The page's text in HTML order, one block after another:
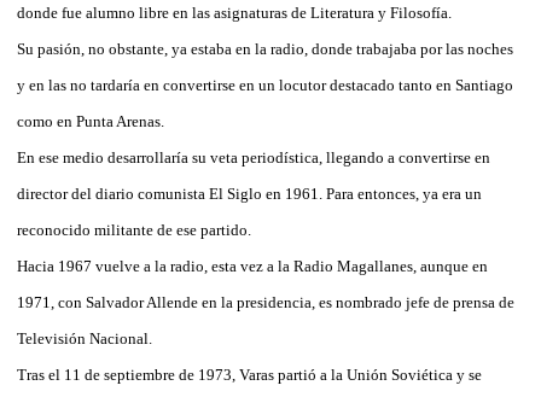
donde fue alumno libre en las asignaturas de Literatura y Filosofía.
Su pasión, no obstante, ya estaba en la radio, donde trabajaba por las noches
y en las no tardaría en convertirse en un locutor destacado tanto en Santiago
como en Punta Arenas.
En ese medio desarrollaría su veta periodística, llegando a convertirse en
director del diario comunista El Siglo en 1961. Para entonces, ya era un
reconocido militante de ese partido.
Hacia 1967 vuelve a la radio, esta vez a la Radio Magallanes, aunque en
1971, con Salvador Allende en la presidencia, es nombrado jefe de prensa de
Televisión Nacional.
Tras el 11 de septiembre de 1973, Varas partió a la Unión Soviética y se